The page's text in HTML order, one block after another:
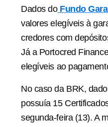
Dados doFundo
valores elegíveis à
credores com
Já a Portocred
elegíveis ao
No caso da BRK,
possuía 15
segunda-feira (13). A